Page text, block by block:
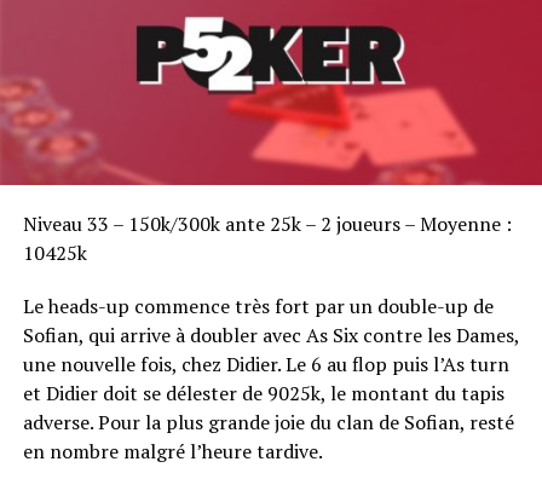
Niveau 33 – 150k/300k ante 25k – 2 joueurs – Moyenne :
10425k
Le heads-up commence très fort par un double-up de
Sofian, qui arrive à doubler avec As Six contre les Dames,
une nouvelle fois, chez Didier. Le 6 au flop puis l’As turn
et Didier doit se délester de 9025k, le montant du tapis
adverse. Pour la plus grande joie du clan de Sofian, resté
en nombre malgré l’heure tardive.